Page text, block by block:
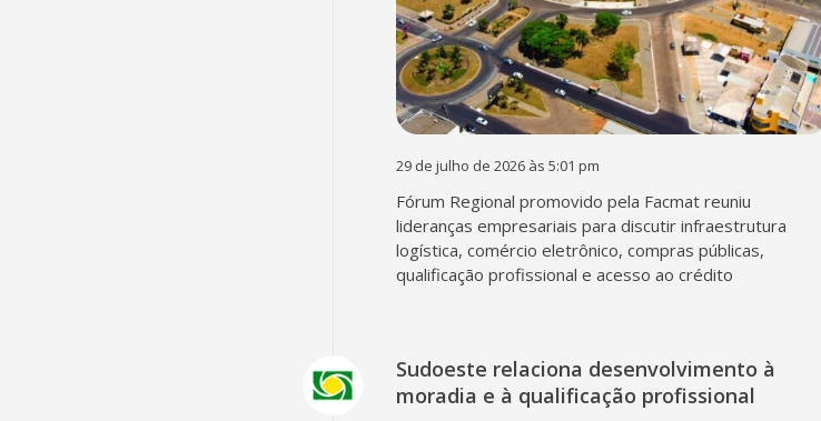
29 de julho de 2026 às 5:01 pm
Fórum Regional promovido pela Facmat reuniu
lideranças empresariais para discutir infraestrutura
logística, comércio eletrônico, compras públicas,
qualificação profissional e acesso ao crédito
Sudoeste relaciona desenvolvimento à
moradia e à qualificação profissional